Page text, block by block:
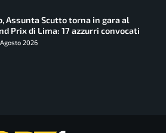
Assunta Scutto torna in gara al
Prix di Lima: 17 azzurri convocati
2026